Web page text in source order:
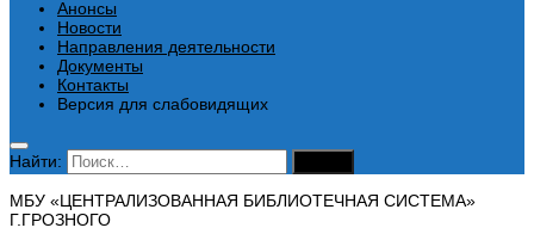
Анонсы
Новости
Направления деятельности
Документы
Контакты
Версия для слабовидящих
Найти:
МБУ «ЦЕНТРАЛИЗОВАННАЯ БИБЛИОТЕЧНАЯ СИСТЕМА»
Г.ГРОЗНОГО